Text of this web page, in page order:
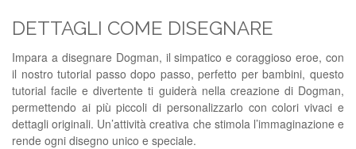
DETTAGLI COME DISEGNARE
Impara a disegnare Dogman, il simpatico e coraggioso eroe, con
il nostro tutorial passo dopo passo, perfetto per bambini, questo
tutorial facile e divertente ti guiderà nella creazione di Dogman,
permettendo ai più piccoli di personalizzarlo con colori vivaci e
dettagli originali. Un’attività creativa che stimola l’immaginazione e
rende ogni disegno unico e speciale.